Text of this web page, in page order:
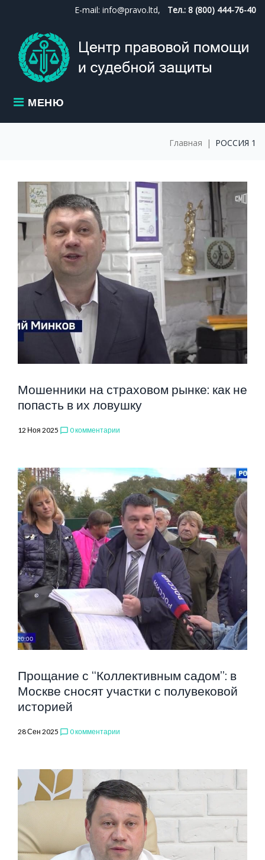
content
E-mail: info@pravo.ltd, Тел.: 8 (800) 444-76-40
МЕНЮ
Главная | РОССИЯ 1
МЕТКА:
РОССИЯ
1
Мошенники на страховом рынке: как не
попасть в их ловушку
12 Ноя 2025 chat_bubble_outline 0 комментарии
Прощание с “Коллективным садом”: в
Москве сносят участки с полувековой
историей
28 Сен 2025 chat_bubble_outline 0 комментарии